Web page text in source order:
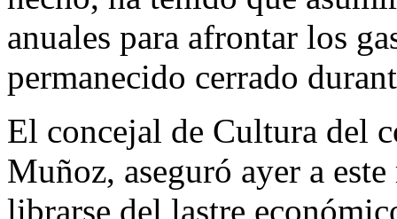
anuales para afrontar los
permanecido cerrado
El concejal de Cultura del
Muñoz, aseguró ayer a
librarse del lastre